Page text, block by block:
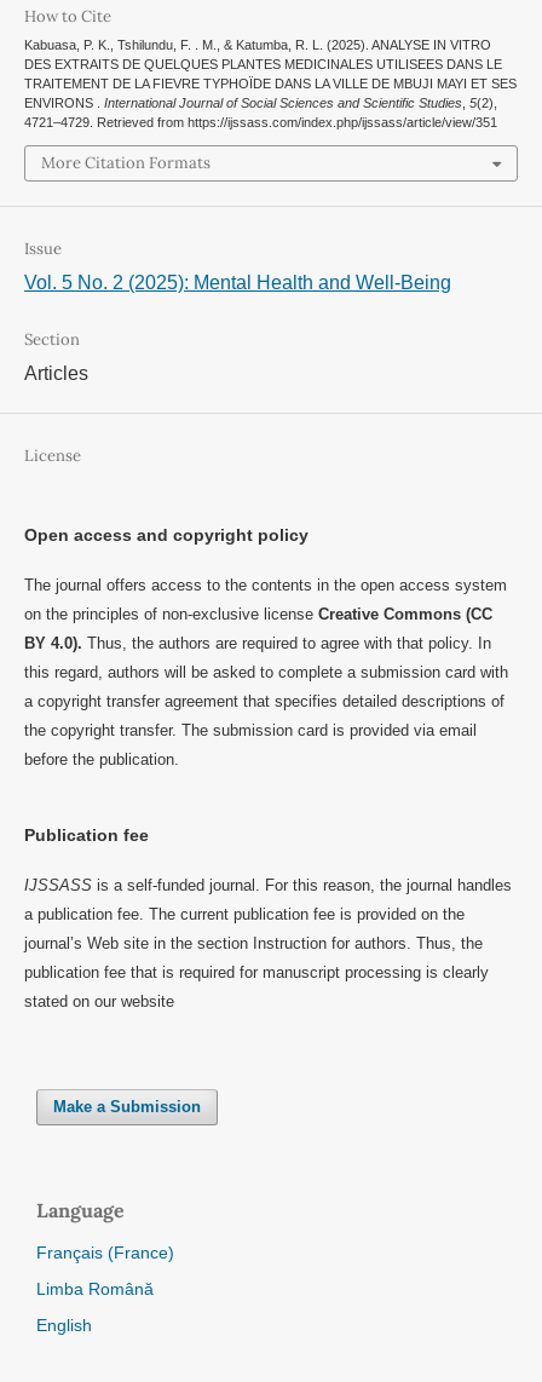
How to Cite
Kabuasa, P. K., Tshilundu, F. . M., & Katumba, R. L. (2025). ANALYSE IN VITRO
DES EXTRAITS DE QUELQUES PLANTES MEDICINALES UTILISEES DANS LE
TRAITEMENT DE LA FIEVRE TYPHOÏDE DANS LA VILLE DE MBUJI MAYI ET SES
ENVIRONS . International Journal of Social Sciences and Scientific Studies, 5(2),
4721–4729. Retrieved from https://ijssass.com/index.php/ijssass/article/view/351
More Citation Formats
Issue
Vol. 5 No. 2 (2025): Mental Health and Well-Being
Section
Articles
License
Open access and copyright policy
The journal offers access to the contents in the open access system
on the principles of non-exclusive license Creative Commons (CC
BY 4.0). Thus, the authors are required to agree with that policy. In
this regard, authors will be asked to complete a submission card with
a copyright transfer agreement that specifies detailed descriptions of
the copyright transfer. The submission card is provided via email
before the publication.
Publication fee
IJSSASSis a self-funded journal. For this reason, the journal handles
a publication fee. The current publication fee is provided on the
journal’s Web site in the section Instruction for authors. Thus, the
publication fee that is required for manuscript processing is clearly
stated on our website
Make a Submission
Language
Français (France)
Limba Română
English